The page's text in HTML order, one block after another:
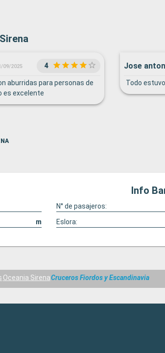
09/2025 4
aburridas para personas de
es excelente
Jose
Todo
Info
N° de pasajeros:
m Eslora:
Oceania SirenaCruceros Fiordos y Escandinavia